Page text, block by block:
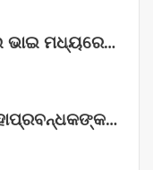
ଭାଇ ମଧ୍ୟରେ…